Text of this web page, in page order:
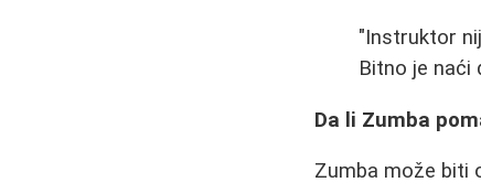
"Instruktor
Bitno je naći
Da li Zumba
Zumba može biti